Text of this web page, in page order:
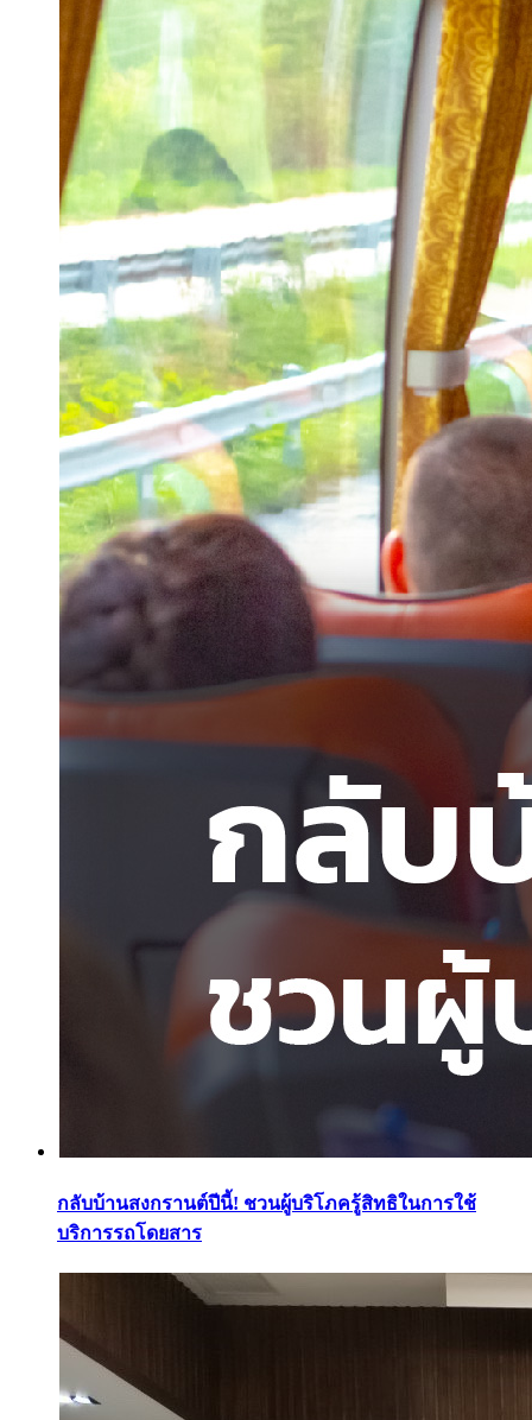
กลับบ้านสงกรานต์ปีนี้! ชวนผู้บริโภครู้สิทธิในการใช้
บริการรถโดยสาร